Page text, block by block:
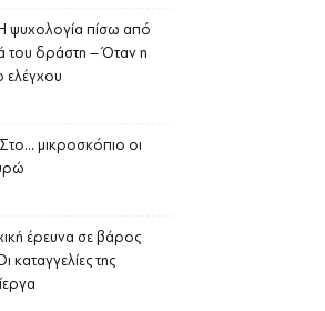
ψυχολογία πίσω από
του δράστη – Όταν η
ελέγχου
μικροσκόπιο οι
έρευνα σε βάρος
καταγγελίες της